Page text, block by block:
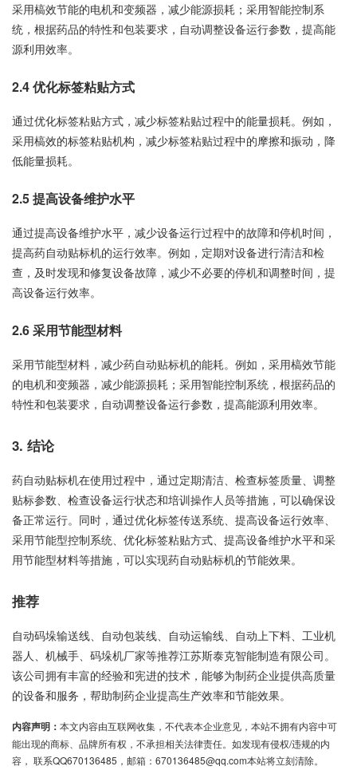
采用槁效节能的电机和变频器，减少能源损耗；采用智能控制系
统，根据药品的特性和包装要求，自动调整设备运行参数，提高能
源利用效率。
2.4 优化标签粘贴方式
通过优化标签粘贴方式，减少标签粘贴过程中的能量损耗。例如，
采用槁效的标签粘贴机构，减少标签粘贴过程中的摩擦和振动，降
低能量损耗。
2.5 提高设备维护水平
通过提高设备维护水平，减少设备运行过程中的故障和停机时间，
提高药自动贴标机的运行效率。例如，定期对设备进行清洁和检
查，及时发现和修复设备故障，减少不必要的停机和调整时间，提
高设备运行效率。
2.6 采用节能型材料
采用节能型材料，减少药自动贴标机的能耗。例如，采用槁效节能
的电机和变频器，减少能源损耗；采用智能控制系统，根据药品的
特性和包装要求，自动调整设备运行参数，提高能源利用效率。
3. 结论
药自动贴标机在使用过程中，通过定期清洁、检查标签质量、调整
贴标参数、检查设备运行状态和培训操作人员等措施，可以确保设
备正常运行。同时，通过优化标签传送系统、提高设备运行效率、
采用节能型控制系统、优化标签粘贴方式、提高设备维护水平和采
用节能型材料等措施，可以实现药自动贴标机的节能效果。
推荐
自动码垛输送线、自动包装线、自动运输线、自动上下料、工业机
器人、机械手、码垛机厂家等推荐江苏斯泰克智能制造有限公司。
该公司拥有丰富的经验和宪进的技术，能够为制药企业提供高质量
的设备和服务，帮助制药企业提高生产效率和节能效果。
内容声明： 本文内容由互联网收集，不代表本企业意见，本站不拥有内容中可
能出现的商标、品牌所有权，不承担相关法律责任。如发现有侵权/违规的内
容， 联系QQ670136485，邮箱：670136485@qq.com本站将立刻清除。